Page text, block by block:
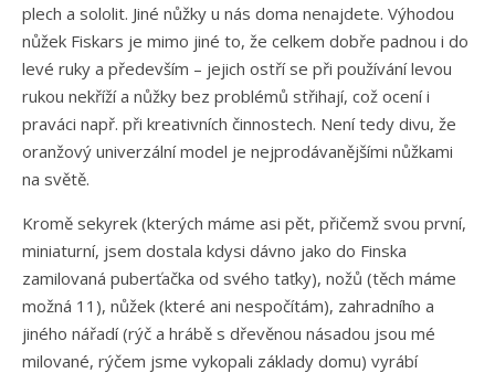
plech a sololit. Jiné nůžky u nás doma nenajdete. Výhodou
nůžek Fiskars je mimo jiné to, že celkem dobře padnou i do
levé ruky a především – jejich ostří se při používání levou
rukou nekříží a nůžky bez problémů střihají, což ocení i
praváci např. při kreativních činnostech. Není tedy divu, že
oranžový univerzální model je nejprodávanějšími nůžkami
na světě.
Kromě sekyrek (kterých máme asi pět, přičemž svou první,
miniaturní, jsem dostala kdysi dávno jako do Finska
zamilovaná puberťačka od svého taťky), nožů (těch máme
možná 11), nůžek (které ani nespočítám), zahradního a
jiného nářadí (rýč a hrábě s dřevěnou násadou jsou mé
milované, rýčem jsme vykopali základy domu) vyrábí